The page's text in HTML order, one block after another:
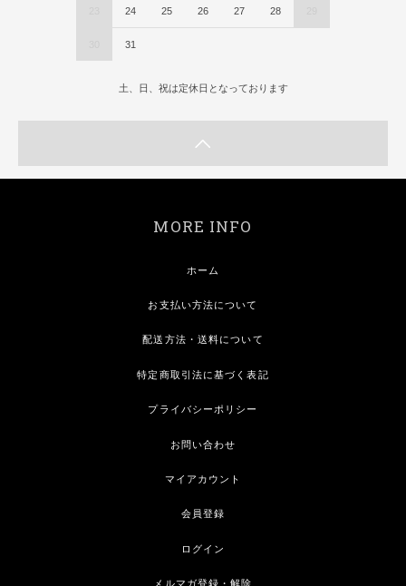
24 25 26 27 28
31
土、日、祝は定休日となっております
MORE INFO
ホーム
お支払い方法について
配送方法・送料について
特定商取引法に基づく表記
プライバシーポリシー
お問い合わせ
マイアカウント
会員登録
ログイン
メルマガ登録・解除